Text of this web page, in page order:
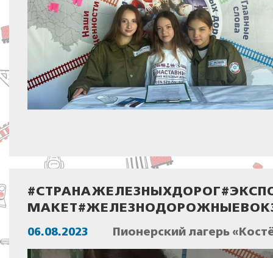
06.08.2023 Пионерский лагерь